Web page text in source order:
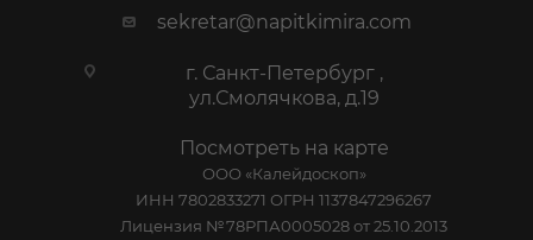
sekretar@napitkimira.com
г. Санкт-Петербург ,
ул.Смолячкова, д.19
Посмотреть на карте
ООО «Калейдоскоп»
ИНН 7802833271 ОГРН 1137847296267
Лицензия №78РПА0005028 от 25.10.2013